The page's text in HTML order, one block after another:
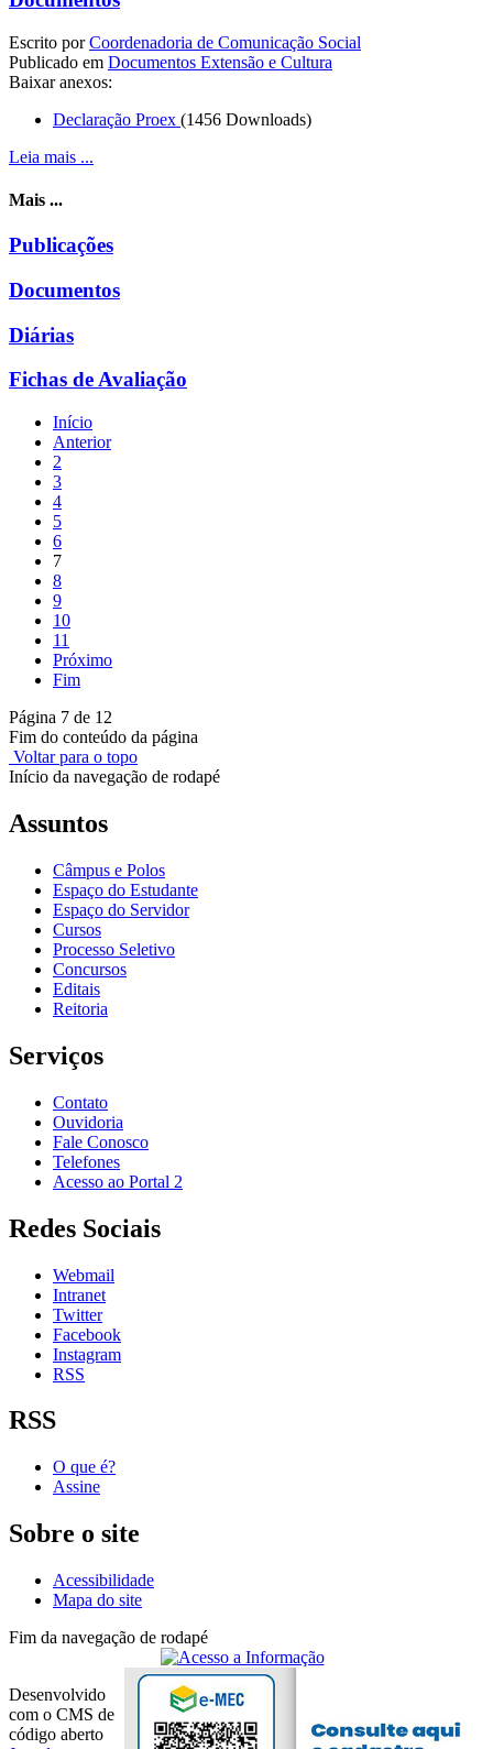
Escrito porCoordenadoria de Comunicação Social
Publicado em Documentos Extensão e Cultura
Baixar anexos:
Declaração Proex (1456 Downloads)
Leia mais ...
Mais ...
Publicações
Documentos
Diárias
Fichas de Avaliação
Início
Anterior
2
3
4
5
6
7
8
9
10
11
Próximo
Fim
Página 7 de 12
Fim do conteúdo da página
Voltar para o topo
Início da navegação de rodapé
Assuntos
Câmpus e Polos
Espaço do Estudante
Espaço do Servidor
Cursos
Processo Seletivo
Concursos
Editais
Reitoria
Serviços
Contato
Ouvidoria
Fale Conosco
Telefones
Acesso ao Portal 2
Redes Sociais
Webmail
Intranet
Twitter
Facebook
Instagram
RSS
RSS
O que é?
Assine
Sobre o site
Acessibilidade
Mapa do site
Fim da navegação de rodapé
Desenvolvido
com o CMS de
código aberto